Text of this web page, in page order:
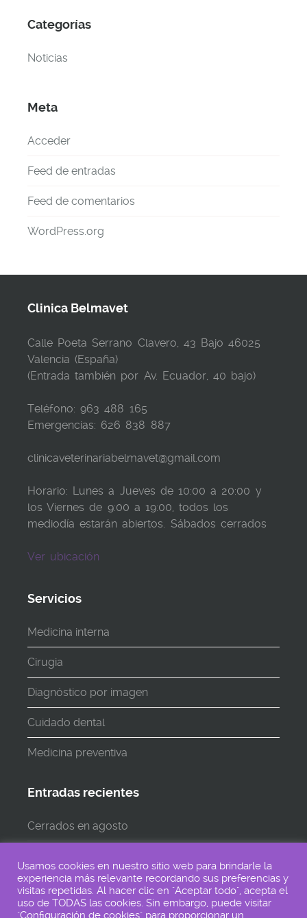
Categorías
Noticias
Meta
Acceder
Feed de entradas
Feed de comentarios
WordPress.org
Clinica Belmavet
Calle Poeta Serrano Clavero, 43 Bajo 46025
Valencia (España)
(Entrada también por Av. Ecuador, 40 bajo)
Teléfono: 963 488 165
Emergencias: 626 838 887
clinicaveterinariabelmavet@gmail.com
Horario: Lunes a Jueves de 10:00 a 20:00 y
los Viernes de 9:00 a 19:00, todos los
mediodía estarán abiertos. Sábados cerrados
Ver ubicación
Servicios
Medicina interna
Cirugia
Diagnóstico por imagen
Cuidado dental
Medicina preventiva
Entradas recientes
Cerrados en agosto
Lunes 24 de Junio CERRADO
Usamos cookies en nuestro sitio web para brindarle la
experiencia más relevante recordando sus preferencias y
visitas repetidas. Al hacer clic en "Aceptar todo", acepta el
uso de TODAS las cookies. Sin embargo, puede visitar
"Configuración de cookies" para proporcionar un